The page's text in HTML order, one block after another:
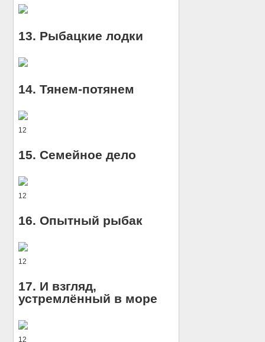
13. Рыбацкие лодки
14. Тянем-потянем
12
15. Семейное дело
12
16. Опытный рыбак
12
17. И взгляд,
устремлённый в море
12